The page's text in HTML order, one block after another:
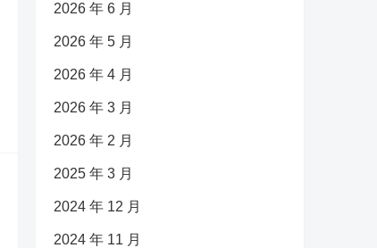
2026 年 6 月
2026 年 5 月
2026 年 4 月
2026 年 3 月
2026 年 2 月
2025 年 3 月
2024 年 12 月
2024 年 11 月